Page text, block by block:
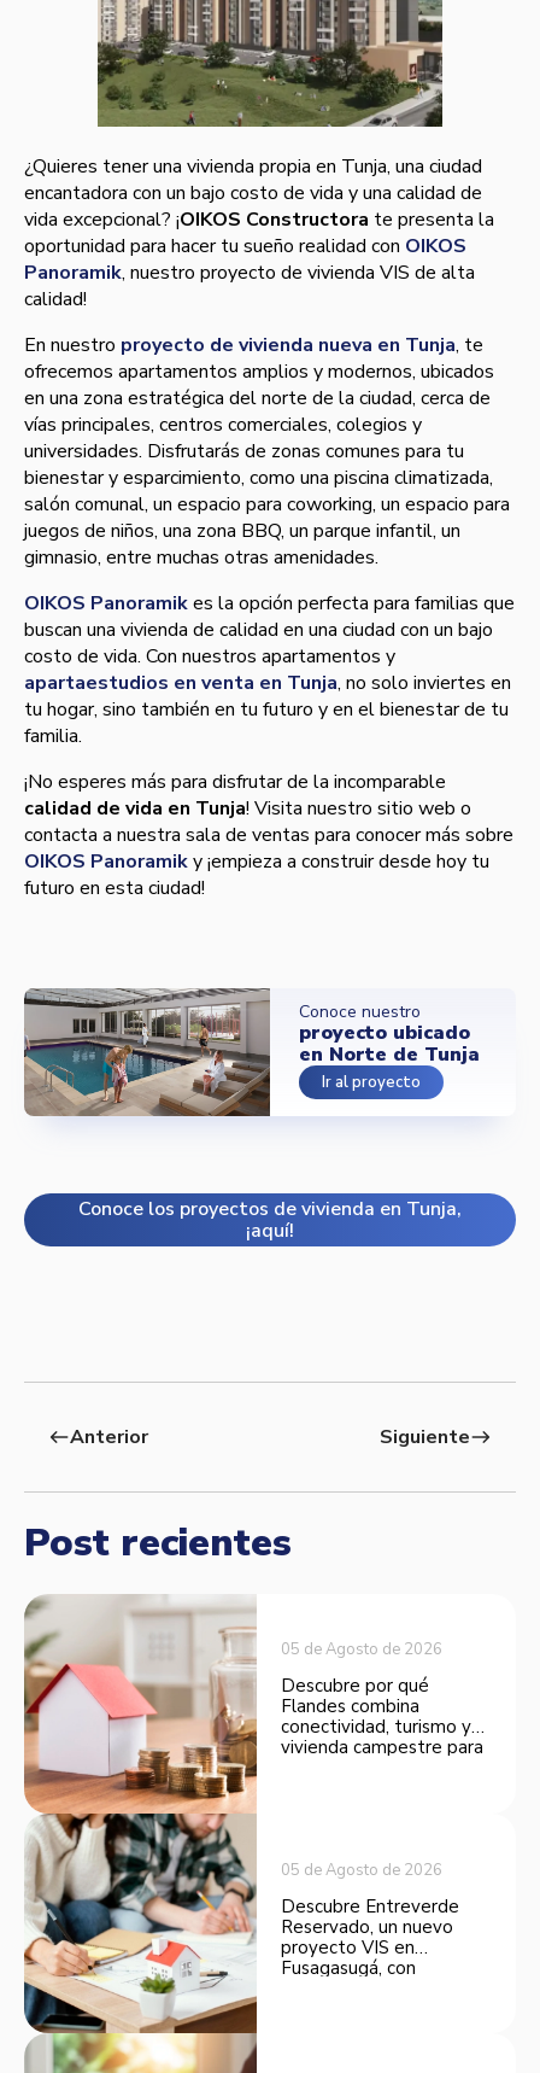
¿Quieres tener una vivienda propia en Tunja, una ciudad
encantadora con un bajo costo de vida y una calidad de
vida excepcional? ¡OIKOS Constructora te presenta la
oportunidad para hacer tu sueño realidad con OIKOS
Panoramik, nuestro proyecto de vivienda VIS de alta
calidad!
En nuestro proyecto de vivienda nueva en Tunja, te
ofrecemos apartamentos amplios y modernos, ubicados
en una zona estratégica del norte de la ciudad, cerca de
vías principales, centros comerciales, colegios y
universidades. Disfrutarás de zonas comunes para tu
bienestar y esparcimiento, como una piscina climatizada,
salón comunal, un espacio para coworking, un espacio para
juegos de niños, una zona BBQ, un parque infantil, un
gimnasio, entre muchas otras amenidades.
OIKOS Panoramikes la opción perfecta para familias que
buscan una vivienda de calidad en una ciudad con un bajo
costo de vida. Con nuestros apartamentos y
apartaestudios en venta en Tunja, no solo inviertes en
tu hogar, sino también en tu futuro y en el bienestar de tu
familia.
¡No esperes más para disfrutar de la incomparable
calidad de vida en Tunja! Visita nuestro sitio web o
contacta a nuestra sala de ventas para conocer más sobre
OIKOS Panoramiky ¡empieza a construir desde hoy tu
futuro en esta ciudad!
Conoce nuestro
proyecto ubicado
en Norte de Tunja
Ir al proyecto
Conoce los proyectos de vivienda en Tunja,
¡aquí!
westAnterior Siguienteeast
Post recientes
05 de Agosto de 2026
Descubre por qué
Flandes combina
conectividad, turismo y
vivienda campestre para
05 de Agosto de 2026
Descubre Entreverde
Reservado, un nuevo
proyecto VIS en
Fusagasugá, con